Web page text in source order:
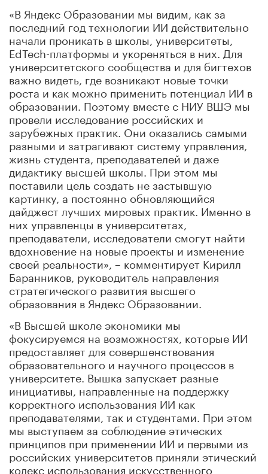
«В Яндекс Образовании мы видим, как за
последний год технологии ИИ действительно
начали проникать в школы, университеты,
EdTech-платформы и укореняться в них. Для
университетского сообщества и для бигтехов
важно видеть, где возникают новые точки
роста и как можно применить потенциал ИИ в
образовании. Поэтому вместе с НИУ ВШЭ мы
провели исследование российских и
зарубежных практик. Они оказались самыми
разными и затрагивают систему управления,
жизнь студента, преподавателей и даже
дидактику высшей школы. При этом мы
поставили цель создать не застывшую
картинку, а постоянно обновляющийся
дайджест лучших мировых практик. Именно в
них управленцы в университетах,
преподаватели, исследователи смогут найти
вдохновение на новые проекты и изменение
своей реальности», – комментирует Кирилл
Баранников, руководитель направления
стратегического развития высшего
образования в Яндекс Образовании.
«В Высшей школе экономики мы
фокусируемся на возможностях, которые ИИ
предоставляет для совершенствования
образовательного и научного процессов в
университете. Вышка запускает разные
инициативы, направленные на поддержку
корректного использования ИИ как
преподавателями, так и студентами. При этом
мы выступаем за соблюдение этических
принципов при применении ИИ и первыми из
российских университетов приняли этический
кодекс использования искусственного